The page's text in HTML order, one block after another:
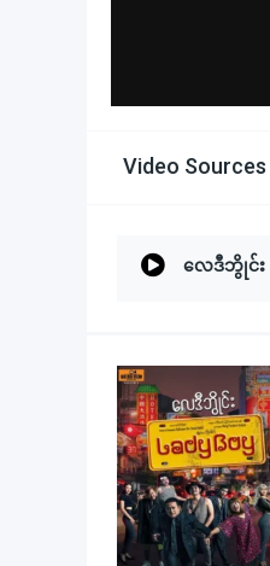
Video Sources
လေဒီဘွိုင်း